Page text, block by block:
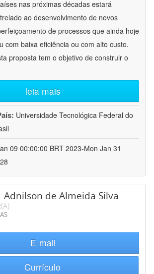
nas próximas décadas estará
ao desenvolvimento de novos
de processos que ainda hoje
com baixa eficiência ou com alto custo.
proposta tem o objetivo de construir o
leia mais
Universidade Tecnológica Federal do
09 00:00:00 BRT 2023-Mon Jan 31
Adnilson de Almeida Silva
E-mail
Currículo